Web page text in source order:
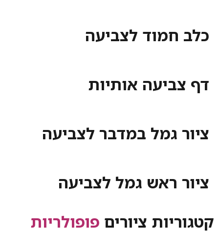
כלב חמוד לצביעה
דף צביעה אותיות
ציור גמל במדבר לצביעה
ציור ראש גמל לצביעה
קטגוריות ציורים פופולריות